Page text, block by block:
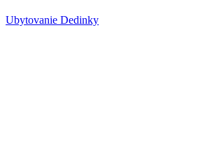
Ubytovanie Dedinky